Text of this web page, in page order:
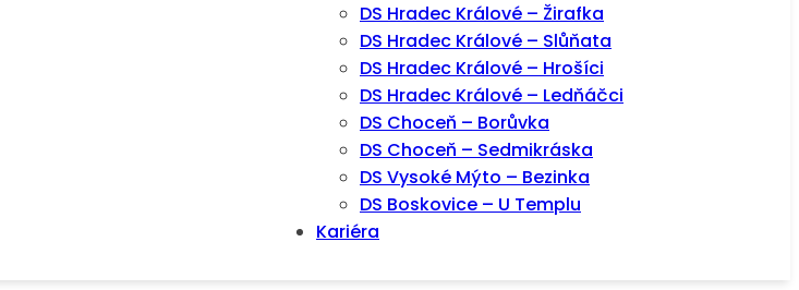
DS Hradec Králové – Žirafka
DS Hradec Králové – Slůňata
DS Hradec Králové – Hrošíci
DS Hradec Králové – Ledňáčci
DS Choceň – Borůvka
DS Choceň – Sedmikráska
DS Vysoké Mýto – Bezinka
DS Boskovice – U Templu
Kariéra